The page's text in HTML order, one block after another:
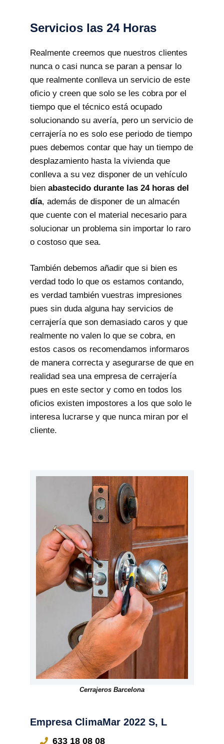
Cerrajeros Barcelona
Empresa ClimaMar 2022 S, L
633 18 08 08
Servicios las 24 Horas
Realmente creemos que nuestros clientes
nunca o casi nunca se paran a pensar lo
que realmente conlleva un servicio de este
oficio y creen que solo se les cobra por el
tiempo que el técnico está ocupado
solucionando su avería, pero un servicio de
cerrajería no es solo ese periodo de tiempo
pues debemos contar que hay un tiempo de
desplazamiento hasta la vivienda que
conlleva a su vez disponer de un vehículo
bien abastecido durante las 24 horas del
día, además de disponer de un almacén
que cuente con el material necesario para
solucionar un problema sin importar lo raro
o costoso que sea.
También debemos añadir que si bien es
verdad todo lo que os estamos contando,
es verdad también vuestras impresiones
pues sin duda alguna hay servicios de
cerrajería que son demasiado caros y que
realmente no valen lo que se cobra, en
estos casos os recomendamos informaros
de manera correcta y asegurarse de que en
realidad sea una empresa de cerrajería
pues en este sector y como en todos los
oficios existen impostores a los que solo le
interesa lucrarse y que nunca miran por el
cliente.